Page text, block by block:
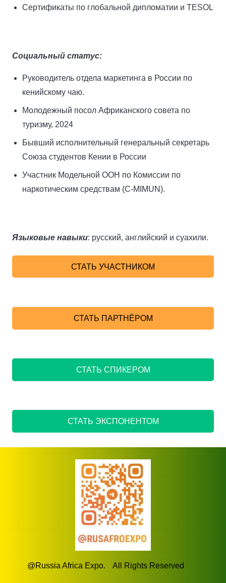
Сертификаты по глобальной дипломатии и TESOL
Социальный статус:
Руководитель отдела маркетинга в России по
кенийскому чаю.
Молодежный посол Африканского совета по
туризму, 2024
Бывший исполнительный генеральный секретарь
Союза студентов Кении в России
Участник Модельной ООН по Комиссии по
наркотическим средствам (C-MIMUN).
Языковые навыки: русский, английский и суахили.
СТАТЬ УЧАСТНИКОМ
СТАТЬ ПАРТНЁРОМ
СТАТЬ СПИКЕРОМ
СТАТЬ ЭКСПОНЕНТОМ
@Russia Africa Expo. All Rights Reserved